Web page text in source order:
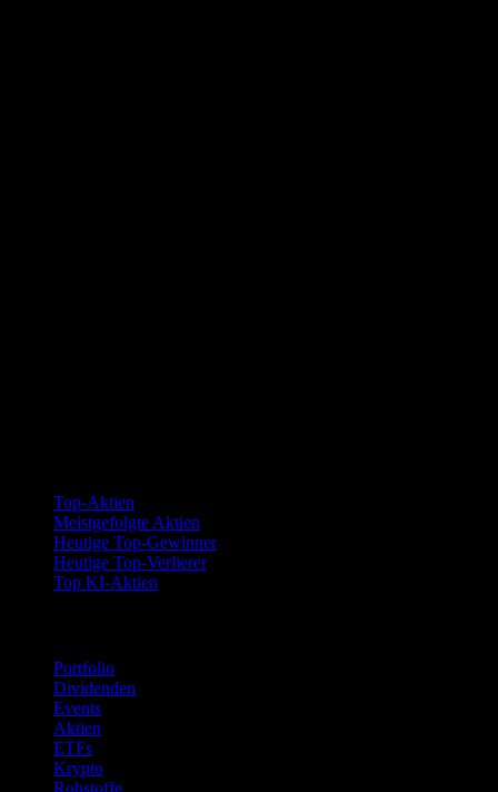
Top-Aktien
Meistgefolgte Aktien
Heutige Top-Gewinner
Heutige Top-Verlierer
Top KI-Aktien
Portfolio
Dividenden
Events
Aktien
ETFs
Krypto